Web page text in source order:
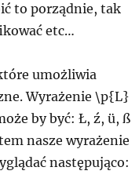
to porządnie, tak
etc…
umożliwia
Wyrażenie \p{L}
by być: Ł, ź, ü, ß
nasze wyrażenie
następująco: